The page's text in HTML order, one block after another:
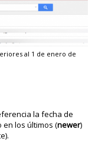
al 1 de enero de
la fecha de
en los últimos (newer)